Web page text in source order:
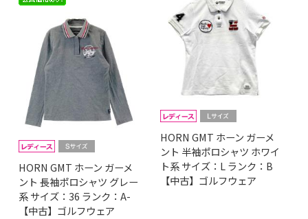
HORN GMT ホーン ガーメ
ント 長袖ポロシャツ グレー
系 サイズ：36 ランク：A-
【中古】ゴルフウェア
HORN GMT ホーン ガーメ
ント 半袖ポロシャツ ホワイ
ト系 サイズ：L ランク：B
【中古】ゴルフウェア